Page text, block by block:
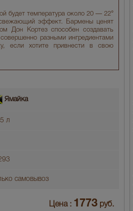
будет температура около 20 — 22°
эффект. Бармены ценят
Дон Кортез способен создавать
разными ингредиентами
если хотите привнести в свою
Ямайка
л
самовывоз
Цена : 1773 руб.